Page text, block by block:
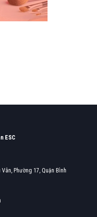
Find
ESC
Phường 17, Quận Bình